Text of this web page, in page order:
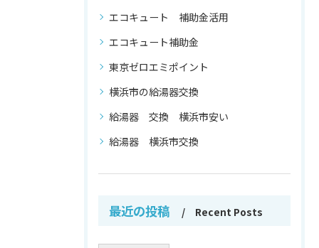
エコキュート 補助金活用
エコキュート補助金
東京ゼロエミポイント
横浜市の給湯器交換
給湯器 交換 横浜市安い
給湯器 横浜市交換
最近の投稿 Recent Posts